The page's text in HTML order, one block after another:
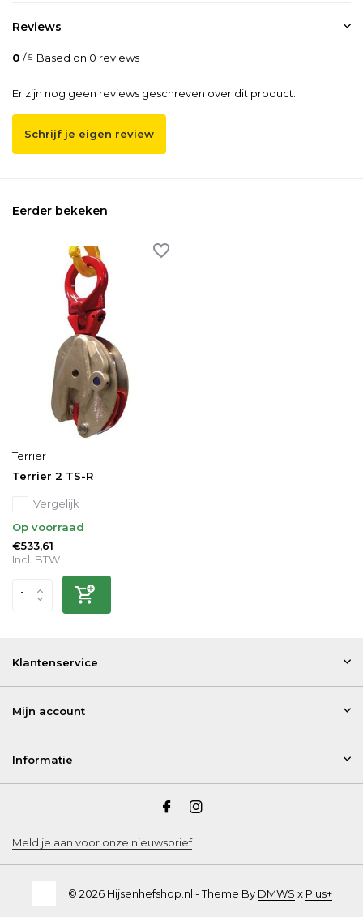
Reviews
0 /5 Based on 0 reviews
Er zijn nog geen reviews geschreven over dit product..
Schrijf je eigen review
Eerder bekeken
Terrier
Terrier 2 TS-R
Vergelijk
Op voorraad
€533,61
Incl. BTW
Klantenservice
Mijn account
Informatie
Meld je aan voor onze nieuwsbrief
© 2026 Hijsenhefshop.nl - Theme By DMWS x Plus+